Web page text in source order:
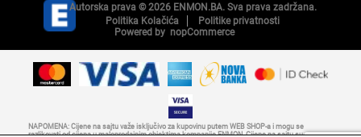
Autorska prava © 2026 ENMON.BA. Sva prava zadržana.
Politika Kolačića
Politike privatnosti
Powered by nopCommerce
NAPOMENA: Cijene na sajtu važe isključivo za kupovinu putem WEB SHOP-a i mogu se
razlikovati od cijena u maloprodajnim objektima kompanije ENMON. Cijene na sajtu su